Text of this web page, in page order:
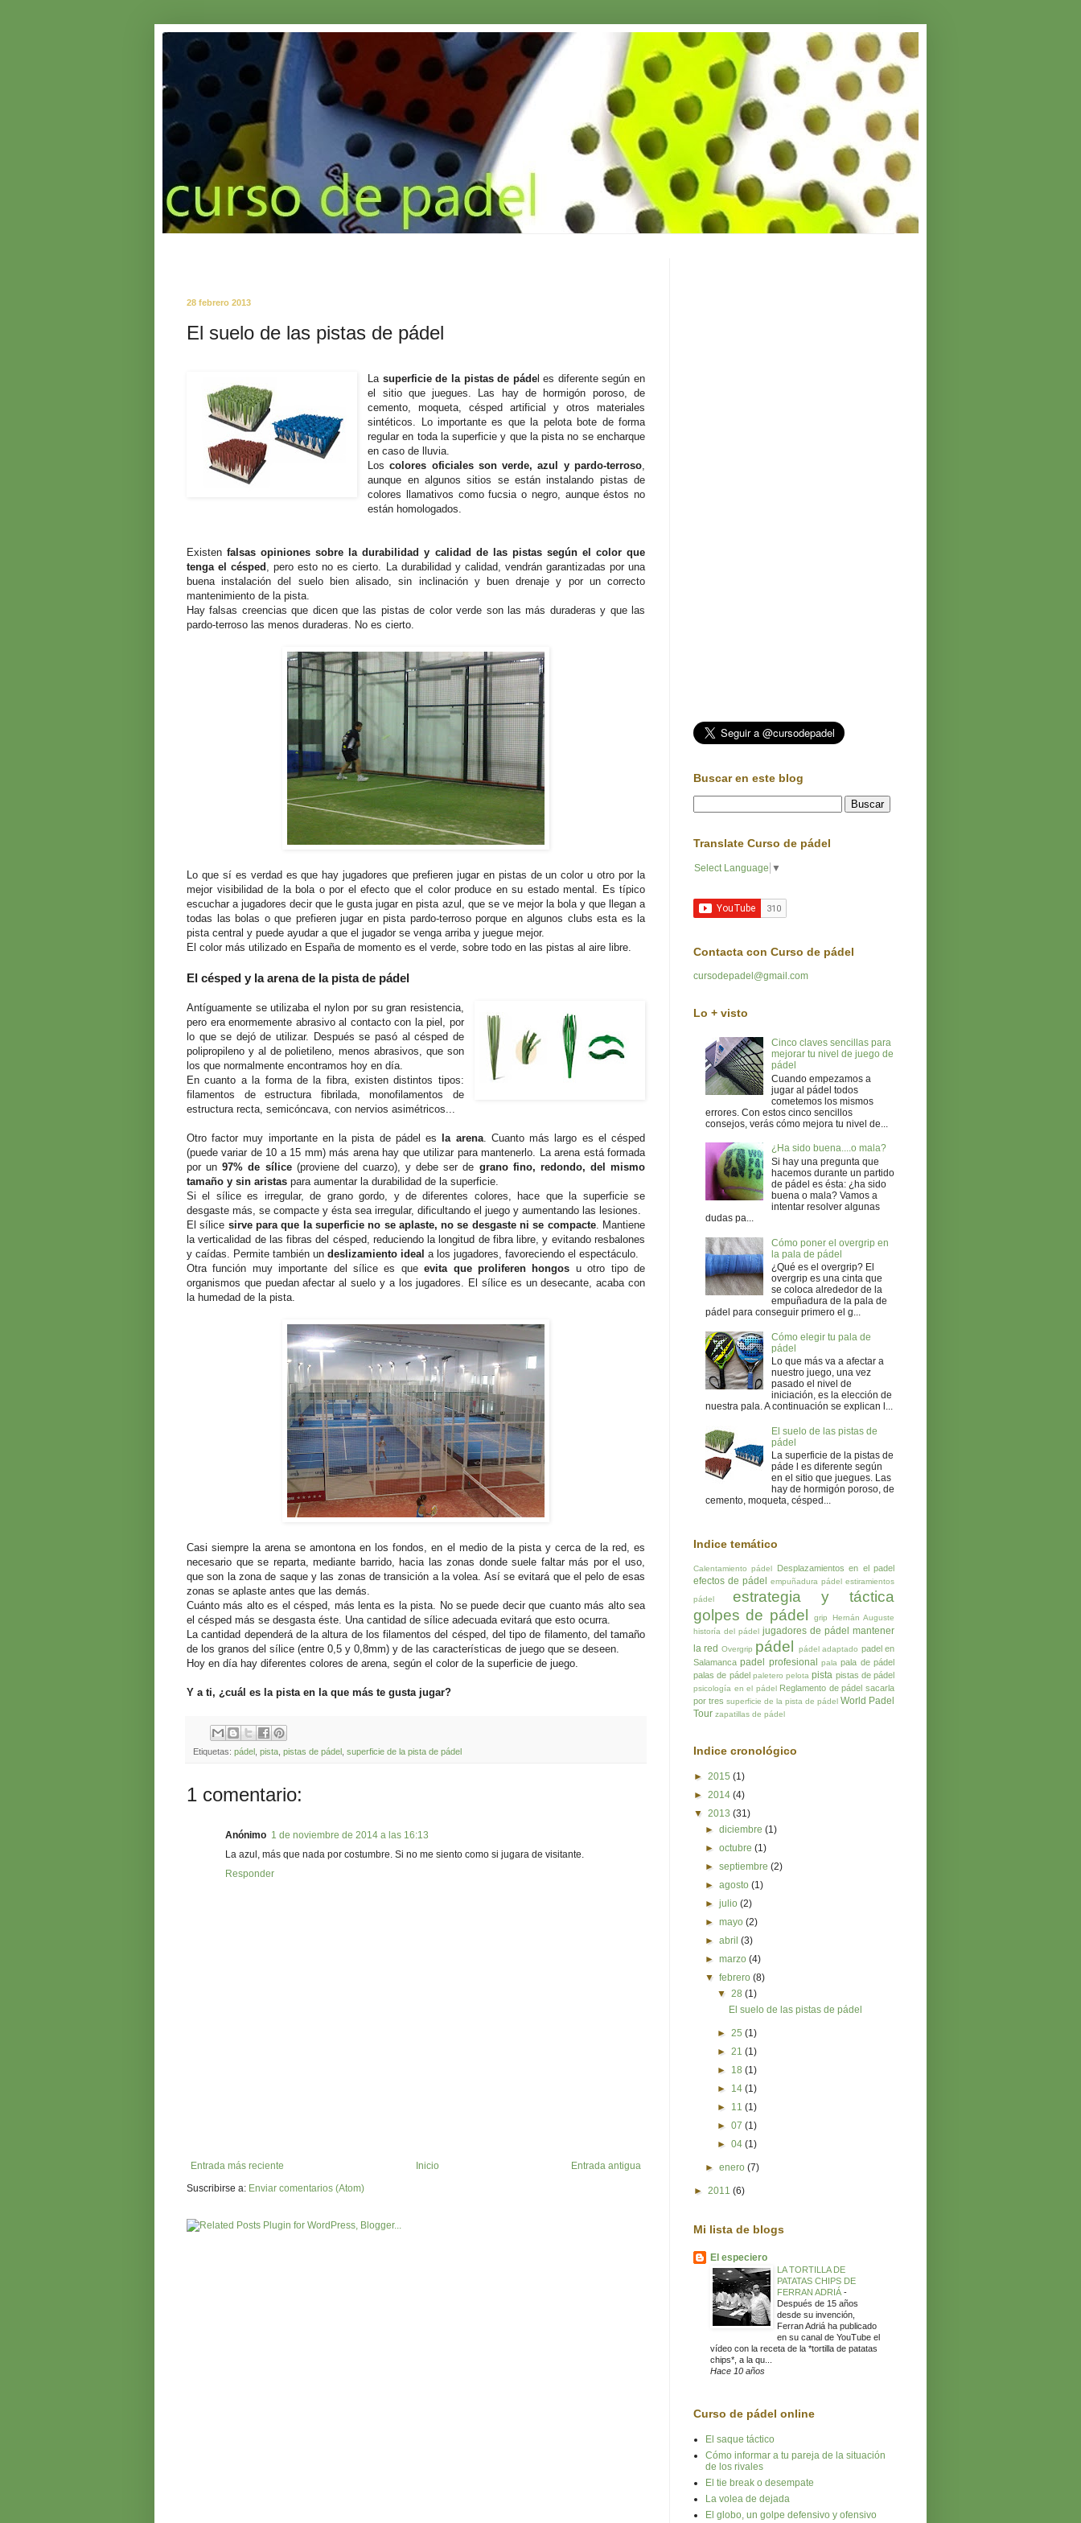
28 febrero 2013
El suelo de las pistas de pádel
La superficie de la pistas de pádel es diferente según en
el sitio que juegues. Las hay de hormigón poroso, de
cemento, moqueta, césped artificial y otros materiales
sintéticos. Lo importante es que la pelota bote de forma
regular en toda la superficie y que la pista no se encharque
en caso de lluvia.
Loscolores oficiales son verde, azul y pardo-terroso,
aunque en algunos sitios se están instalando pistas de
colores llamativos como fucsia o negro, aunque éstos no
están homologados.
Existenfalsas opiniones sobre la durabilidad y calidad de las pistas según el color que
tenga el césped , pero esto no es cierto. La durabilidad y calidad, vendrán garantizadas por una
buena instalación del suelo bien alisado, sin inclinación y buen drenaje y por un correcto
mantenimiento de la pista.
Hay falsas creencias que dicen que las pistas de color verde son las más duraderas y que las
pardo-terroso las menos duraderas. No es cierto.
Lo que sí es verdad es que hay jugadores que prefieren jugar en pistas de un color u otro por la
mejor visibilidad de la bola o por el efecto que el color produce en su estado mental. Es típico
escuchar a jugadores decir que le gusta jugar en pista azul, que se ve mejor la bola y que llegan a
todas las bolas o que prefieren jugar en pista pardo-terroso porque en algunos clubs esta es la
pista central y puede ayudar a que el jugador se venga arriba y juegue mejor.
El color más utilizado en España de momento es el verde, sobre todo en las pistas al aire libre.
El césped y la arena de la pista de pádel
Antíguamente se utilizaba el nylon por su gran resistencia,
pero era enormemente abrasivo al contacto con la piel, por
lo que se dejó de utilizar. Después se pasó al césped de
polipropileno y al de polietileno, menos abrasivos, que son
los que normalmente encontramos hoy en día.
En cuanto a la forma de la fibra, existen distintos tipos:
filamentos de estructura fibrilada, monofilamentos de
estructura recta, semicóncava, con nervios asimétricos...
Otro factor muy importante en la pista de pádel es la arena. Cuanto más largo es el césped
(puede variar de 10 a 15 mm) más arena hay que utilizar para mantenerlo. La arena está formada
por un97% de sílice(proviene del cuarzo), y debe ser de grano fino, redondo, del mismo
tamaño y sin aristas para aumentar la durabilidad de la superficie.
Si el sílice es irregular, de grano gordo, y de diferentes colores, hace que la superficie se
desgaste más, se compacte y ésta sea irregular, dificultando el juego y aumentando las lesiones.
El sílice sirve para que la superficie no se aplaste, no se desgaste ni se compacte. Mantiene
la verticalidad de las fibras del césped, reduciendo la longitud de fibra libre, y evitando resbalones
y caídas. Permite también un deslizamiento ideal a los jugadores, favoreciendo el espectáculo.
Otra función muy importante del sílice es queevita que proliferen hongos u otro tipo de
organismos que puedan afectar al suelo y a los jugadores. El sílice es un desecante, acaba con
la humedad de la pista.
Casi siempre la arena se amontona en los fondos, en el medio de la pista y cerca de la red, es
necesario que se reparta, mediante barrido, hacia las zonas donde suele faltar más por el uso,
que son la zona de saque y las zonas de transición a la volea. Así se evitará que el pelo de esas
zonas se aplaste antes que las demás.
Cuánto más alto es el césped, más lenta es la pista. No se puede decir que cuanto más alto sea
el césped más se desgasta éste. Una cantidad de sílice adecuada evitará que esto ocurra.
La cantidad dependerá de la altura de los filamentos del césped, del tipo de filamento, del tamaño
de los granos del sílice (entre 0,5 y 0,8mm) y de las características de juego que se deseen.
Hoy en día hay diferentes colores de arena, según el color de la superficie de juego.
Y a ti, ¿cuál es la pista en la que más te gusta jugar?
Etiquetas: pádel pista pistas de pádel superficie de la pista de pádel
1 comentario:
Anónimo 1 de noviembre de 2014 a las 16:13
La azul, más que nada por costumbre. Si no me siento como si jugara de visitante.
Responder
Entrada más reciente Entrada antigua
Inicio
Suscribirse a: Enviar comentarios (Atom)
Buscar en este blog
Translate Curso de pádel
Select Language ▼
Contacta con Curso de pádel
cursodepadel@gmail.com
Lo + visto
Cinco claves sencillas para
mejorar tu nivel de juego de
pádel
Cuando empezamos a
jugar al pádel todos
cometemos los mismos
errores. Con estos cinco sencillos
consejos, verás cómo mejora tu nivel de...
¿Ha sido buena....o mala?
Si hay una pregunta que
hacemos durante un partido
de pádel es ésta: ¿ha sido
buena o mala? Vamos a
intentar resolver algunas
dudas pa...
Cómo poner el overgrip en
la pala de pádel
¿Qué es el overgrip? El
overgrip es una cinta que
se coloca alrededor de la
empuñadura de la pala de
pádel para conseguir primero el g...
Cómo elegir tu pala de
pádel
Lo que más va a afectar a
nuestro juego, una vez
pasado el nivel de
iniciación, es la elección de
nuestra pala. A continuación se explican l...
El suelo de las pistas de
pádel
La superficie de la pistas de
páde l es diferente según
en el sitio que juegues. Las
hay de hormigón poroso, de
cemento, moqueta, césped...
Indice temático
Calentamiento pádel Desplazamientos en el padel
efectos de pádel empuñadura pádel estiramientos
pádel
estrategia y táctica
golpes de pádel
grip
Hernán Auguste
historía del pádel jugadores de pádel mantener
la red Overgrip pádel pádel adaptado padel en
Salamanca padel profesional pala pala de pádel
palas de pádel paletero pelota pista pistas de pádel
psicología en el pádel Reglamento de pádel sacarla
por tres superficie de la pista de pádel World Padel
Tour zapatillas de pádel
Indice cronológico
► 2015 (1)
► 2014 (4)
▼ 2013 (31)
►diciembre(1)
►octubre(1)
►septiembre(2)
►agosto(1)
►julio(2)
►mayo(2)
►abril(3)
►marzo(4)
▼febrero(8)
▼ 28 (1)
El suelo de las pistas de pádel
► 25 (1)
► 21 (1)
► 18 (1)
► 14 (1)
► 11 (1)
► 07 (1)
► 04 (1)
►enero(7)
► 2011 (6)
Mi lista de blogs
El especiero
LA TORTILLA DE
PATATAS CHIPS DE
FERRAN ADRIÁ -
Después de 15 años
desde su invención,
Ferran Adriá ha publicado
en su canal de YouTube el
vídeo con la receta de la *tortilla de patatas
chips*, a la qu...
Hace 10 años
Curso de pádel online
El saque táctico
Cómo informar a tu pareja de la situación
de los rivales
El tie break o desempate
La volea de dejada
El globo, un golpe defensivo y ofensivo